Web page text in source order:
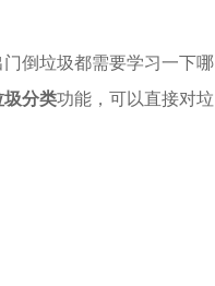
倒垃圾都需要学习一下哪
圾分类功能，可以直接对垃